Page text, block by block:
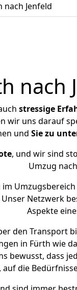
nach Jenfeld
stressige
wir uns darauf
und Sie zu
, und wir sind
Umzug
im
Unser Netzwerk
Aspekte
den Transport
in Fürth wie
bewusst, dass
die